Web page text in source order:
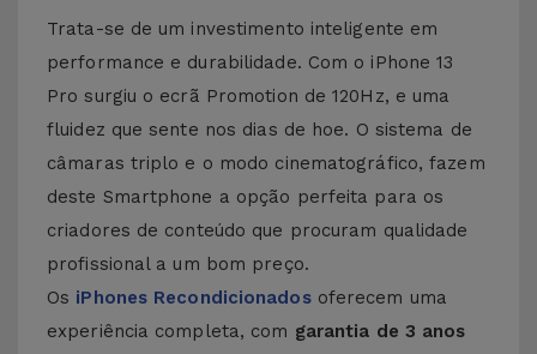
Trata-se de um investimento inteligente em
performance e durabilidade. Com o iPhone 13
Pro surgiu o ecrã Promotion de 120Hz, e uma
fluidez que sente nos dias de hoe. O sistema de
câmaras triplo e o modo cinematográfico, fazem
deste Smartphone a opção perfeita para os
criadores de conteúdo que procuram qualidade
profissional a um bom preço.
Os iPhones Recondicionadosoferecem uma
experiência completa, com garantia de 3 anos